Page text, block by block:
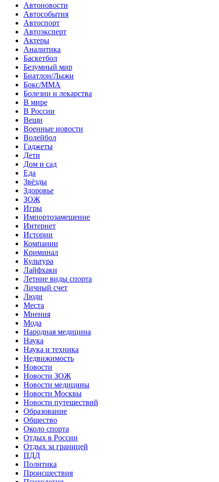
Автоновости
Автособытия
Автоспорт
Автоэксперт
Актеры
Аналитика
Баскетбол
Безумный мир
Биатлон/Лыжи
Бокс/MMA
Болезни и лекарства
В мире
В России
Вещи
Военные новости
Волейбол
Гаджеты
Дети
Дом и сад
Еда
Звёзды
Здоровье
ЗОЖ
Игры
Импортозамещение
Интернет
Истории
Компании
Криминал
Культура
Лайфхаки
Летние виды спорта
Личный счет
Люди
Места
Мнения
Мода
Народная медицина
Наука
Наука и техника
Недвижимость
Новости
Новости ЗОЖ
Новости медицины
Новости Москвы
Новости путешествий
Образование
Общество
Около спорта
Отдых в России
Отдых за границей
ПДД
Политика
Происшествия